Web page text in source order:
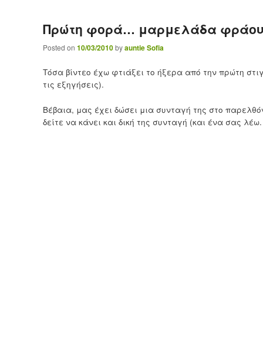
Πρώτη φορά… μαρμελάδα
Posted on 10/03/2010byauntie Sofia
Τόσα βίντεο έχω φτιάξει το ήξερα από την πρώτη
τις εξηγήσεις).
Βέβαια, μας έχει δώσει μια συνταγή της στο
δείτε να κάνει και δική της συνταγή (και ένα σας